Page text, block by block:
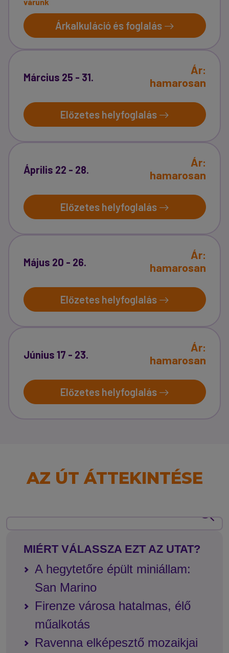
Árkalkuláció és foglalás
Március 25 - 31.
Ár:
hamarosan
Előzetes helyfoglalás
Április 22 - 28.
Ár:
hamarosan
Előzetes helyfoglalás
Május 20 - 26.
Ár:
hamarosan
Előzetes helyfoglalás
Június 17 - 23.
Ár:
hamarosan
Előzetes helyfoglalás
AZ ÚT ÁTTEKINTÉSE
MIÉRT VÁLASSZA EZT AZ UTAT?
A hegytetőre épült miniállam:
San Marino
Firenze városa hatalmas, élő
műalkotás
Ravenna elképesztő mozaikjai